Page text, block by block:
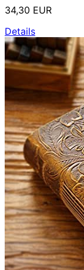
34,30 EUR
Details